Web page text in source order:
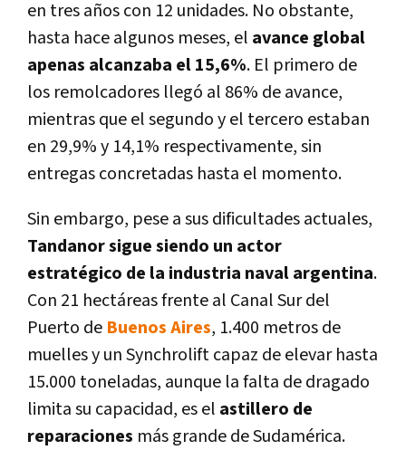
en tres años con 12 unidades. No obstante,
hasta hace algunos meses, el avance global
apenas alcanzaba el 15,6%. El primero de
los remolcadores llegó al 86% de avance,
mientras que el segundo y el tercero estaban
en 29,9% y 14,1% respectivamente, sin
entregas concretadas hasta el momento.
Sin embargo, pese a sus dificultades actuales,
Tandanor sigue siendo un actor
estratégico de la industria naval argentina.
Con 21 hectáreas frente al Canal Sur del
Puerto de Buenos Aires, 1.400 metros de
muelles y un Synchrolift capaz de elevar hasta
15.000 toneladas, aunque la falta de dragado
limita su capacidad, es el astillero de
reparaciones más grande de Sudamérica.